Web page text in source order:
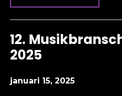
12.
2025
januari 15, 2025